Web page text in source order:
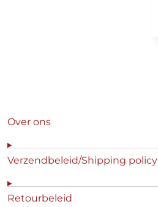
Over ons
Verzendbeleid/Shipping policy
Retourbeleid